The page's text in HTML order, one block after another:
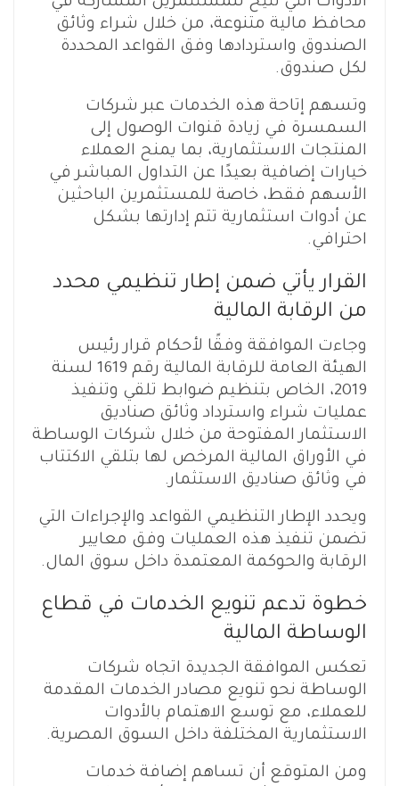
محافظ مالية متنوعة، من خلال شراء وثائق
الصندوق واستردادها وفق القواعد المحددة
لكل صندوق.
وتسهم إتاحة هذه الخدمات عبر شركات
السمسرة في زيادة قنوات الوصول إلى
المنتجات الاستثمارية، بما يمنح العملاء
خيارات إضافية بعيدًا عن التداول المباشر في
الأسهم فقط، خاصة للمستثمرين الباحثين
عن أدوات استثمارية تتم إدارتها بشكل
احترافي.
القرار يأتي ضمن إطار تنظيمي محدد
من الرقابة المالية
وجاءت الموافقة وفقًا لأحكام قرار رئيس
الهيئة العامة للرقابة المالية رقم 1619 لسنة
2019، الخاص بتنظيم ضوابط تلقي وتنفيذ
عمليات شراء واسترداد وثائق صناديق
الاستثمار المفتوحة من خلال شركات الوساطة
في الأوراق المالية المرخص لها بتلقي الاكتتاب
في وثائق صناديق الاستثمار.
ويحدد الإطار التنظيمي القواعد والإجراءات التي
تضمن تنفيذ هذه العمليات وفق معايير
الرقابة والحوكمة المعتمدة داخل سوق المال.
خطوة تدعم تنويع الخدمات في قطاع
الوساطة المالية
تعكس الموافقة الجديدة اتجاه شركات
الوساطة نحو تنويع مصادر الخدمات المقدمة
للعملاء، مع توسع الاهتمام بالأدوات
الاستثمارية المختلفة داخل السوق المصرية.
ومن المتوقع أن تساهم إضافة خدمات